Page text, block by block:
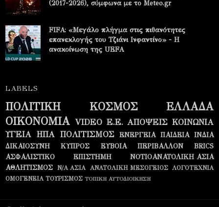
(2017-2026), σύμφωνα με το Meteo.gr
FIFA: «Μεγάλο πλήγμα στις πιθανότητες
επανεκλογής του Τζιάνι Ινφαντίνο» - Η
ανακοίνωση της UEFA
LABELS
ΠΟΛΙΤΙΚΗ ΚΟΣΜΟΣ
ΕΛΛΑΔΑ
ΟΙΚΟΝΟΜΙΑ VIDEO Ε.Ε. ΑΠΟΨΕΙΣ ΚΟΙΝΩΝΙΑ
ΥΓΕΙΑ ΗΠΑ ΠΟΛΙΤΙΣΜΟΣ ΕΝΕΡΓΕΙΑ ΠΑΙΔΕΙΑ ΙΝΔΙΑ
ΔΙΚΑΙΟΣΥΝΗ
ΚΥΠΡΟΣ ΕΥΒΟΙΑ ΠΕΡΙΒΑΛΛΟΝ
BRICS
ΑΣΦΑΛΙΣΤΙΚΟ
ΕΠΙΣΤΗΜΗ
ΝΟΤΙΟΑΝΑΤΟΛΙΚΗ ΑΣΙΑ
ΑΘΛΗΤΙΣΜΟΣ
Ν/Α ΑΣΙΑ ΑΝΑΤΟΛΙΚΗ ΜΕΣΟΓΕΙΟΣ ΛΟΓΟΤΕΧΝΙΑ
ΟΜΟΓΕΝΕΙΑ ΤΟΥΡΙΣΜΟΣ ΤΟΠΙΚΗ ΑΥΤΟΔΙΟΙΚΗΣΗ